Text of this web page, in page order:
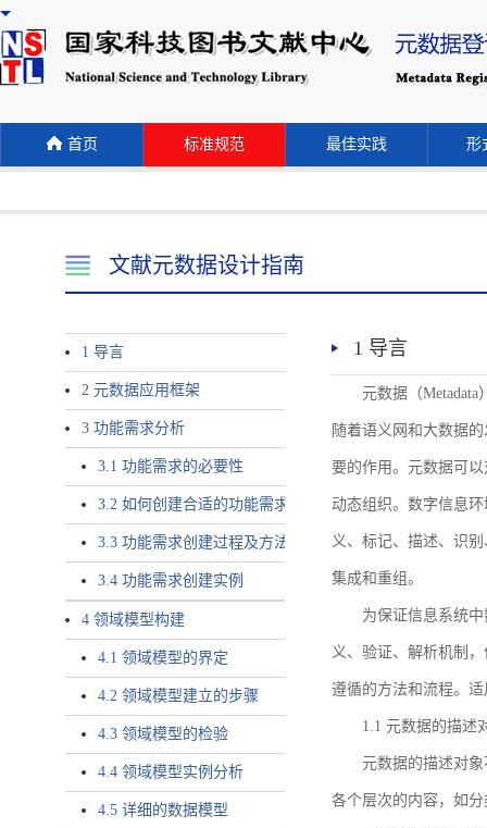
首页 标准规范 最佳实践 形
文献元数据设计指南
1 导言
2 元数据应用框架
3 功能需求分析
3.1 功能需求的必要性
3.2 如何创建合适的功能需求
3.3 功能需求创建过程及方法
3.4 功能需求创建实例
4 领域模型构建
4.1 领域模型的界定
4.2 领域模型建立的步骤
4.3 领域模型的检验
4.4 领域模型实例分析
4.5 详细的数据模型
1 导言
元数据（
随着语义网和大数据
要的作用。元数据可
动态组织。数字信息
义、标记、描述、识
集成和重组。
为保证信息系统
义、验证、解析机制
遵循的方法和流程。
1.1 元数据的描述
元数据的描述对
各个层次的内容，如